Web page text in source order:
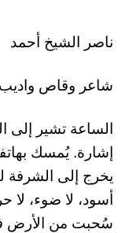
ناصر الشيخ أحمد
شاعر وقاص
الساعة تشير إلى
إشارة. يُمسك
يخرج إلى الشرفة
أسود، لا ضوء، لا
سُحبت من الأرض